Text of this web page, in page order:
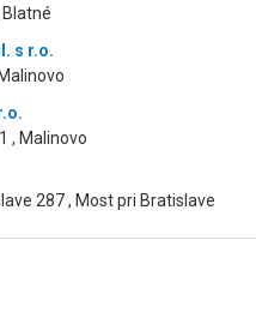
Blatné
s r.o.
, Malinovo
287 , Most pri Bratislave